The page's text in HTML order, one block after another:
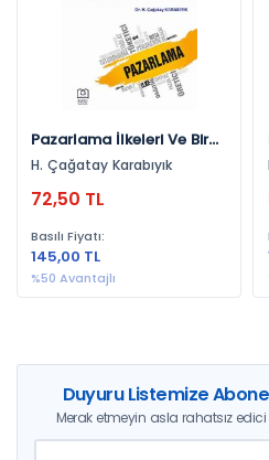
Pazarlama İlkeleri Ve Bir
Metapazarlama
Tartışması
H. Çağatay Karabıyık
72,50 TL
Basılı Fiyatı:
145,00 TL
%50 Avantajlı
Duyuru Listemize
Merak etmeyin asla rahatsız